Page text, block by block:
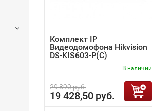
Комплект IP
Видеодомофона Hikvision
DS-KIS603-P(C)
В наличии
29 890 руб.
19 428,50 руб.